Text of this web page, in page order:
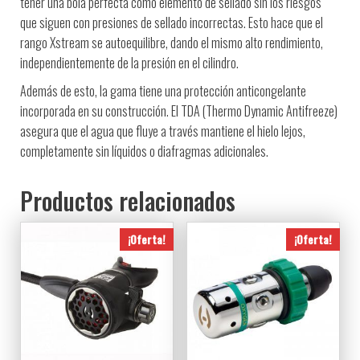
que siguen con presiones de sellado incorrectas. Esto hace que el
rango Xstream se autoequilibre, dando el mismo alto rendimiento,
independientemente de la presión en el cilindro.
Además de esto, la gama tiene una protección anticongelante
incorporada en su construcción. El TDA (Thermo Dynamic Antifreeze)
asegura que el agua que fluye a través mantiene el hielo lejos,
completamente sin líquidos o diafragmas adicionales.
Productos relacionados
¡Oferta! ¡Oferta!